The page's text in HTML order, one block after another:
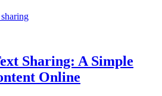
Sharing: A Simple
Online